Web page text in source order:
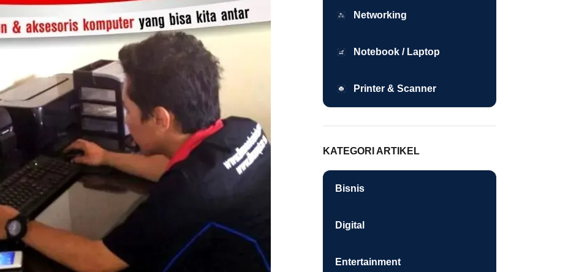
Networking
Notebook / Laptop
Printer & Scanner
KATEGORI ARTIKEL
Bisnis
Digital
Entertainment